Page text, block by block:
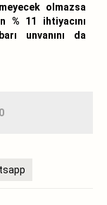
olmazsa
% 11 ihtiyacını
unvanını da